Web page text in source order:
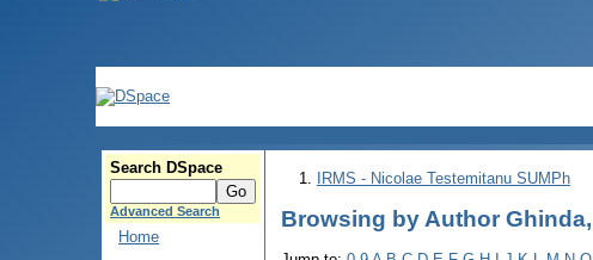
Search DSpace
Advanced Search
Home
IRMS - Nicolae Testemitanu SUMPh
Browsing by Author Ghinda,